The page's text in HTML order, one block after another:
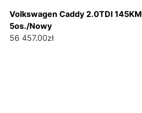
Volkswagen Caddy 2.0TDI 145KM
5os./Nowy
56 457.00zł